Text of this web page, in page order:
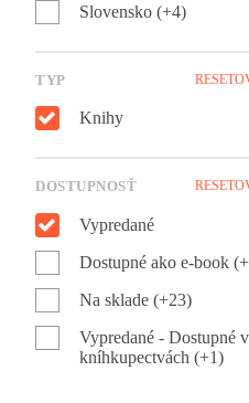
Slovensko (+4)
TYP
Knihy
DOSTUPNOSŤ
Vypredané
Dostupné ako e-book
Na sklade (+23)
Vypredané - Dostupné v
kníhkupectvách (+1)